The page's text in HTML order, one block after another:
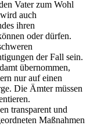
Vater zum Wohl
auch
ihren
oder dürfen.
der Fall sein.
übernommen,
nur auf einen
Die Ämter müssen
transparent und
Maßnahmen